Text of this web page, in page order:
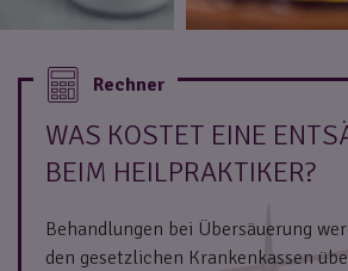
WAS KOSTET EINE
BEIM HEILPRAKTIKER?
Behandlungen bei Übersäuerung
den gesetzlichen Krankenkassen